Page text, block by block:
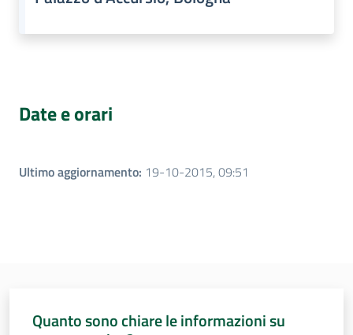
Date e orari
Ultimo aggiornamento: 19-10-2015, 09:51
Quanto sono chiare le informazioni su